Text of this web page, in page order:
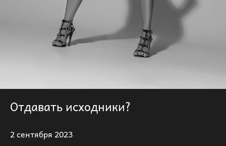
Отдавать исходники?
2 сентября 2023